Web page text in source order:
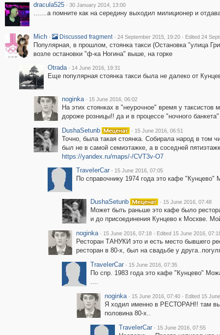
dracula525 · 30 January 2014, 13:00
.......а помните как на середину выходил милиционер и
Mich · Discussed fragment · 24 September 2015, 19:20 · Edited 24
Популярная, в прошлом, стоянка такси (Остановка "улица
возле остановки "ф-ка Ногина" выше, на горке
Otrada · 14 June 2016, 19:31
Еще популярная стоянка такси была не далеко от
noginka · 15 June 2016, 06:02
На этих стоянках в "неурочное" время у
дороже розницы!! да и в процессе "ночного
DushaSetunb
· 15 June 2016, 06:51
Точно, была такая стоянка. Собирала народ в том
был не в самой семиэтажке, а в соседней
https://yandex.ru/maps/-/CVT3v-O7
ТrаvеIеrCar · 15 June 2016, 07:05
По справочнику 1974 года это кафе
DushaSetunb · 15 June 2016, 07:48
Может быть раньше это кафе было
и до присоединения Кунцево к Москве.
noginka · 15 June 2016, 07:18 · Edited 15 June 2016,
Ресторан ТАНУКИ это и есть место бывшего
ресторан в 80-х, был на свадьбе у
ТrаvеIеrCar · 15 June 2016, 07:35
По спр. 1983 года это кафе "Кунцево"
....
noginka · 15 June 2016, 07:40 · Edited 15
Я ходил именно в РЕСТОРАН!! там
половина 80-х..
ТrаvеIеrCar · 15 June 2016, 07:55